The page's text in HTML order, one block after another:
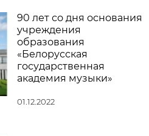
90 лет со дня основания
учреждения
образования
«Белорусская
государственная
академия музыки»
01.12.2022